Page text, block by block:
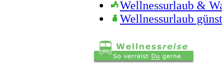
Wellnessurlaub &
Wellnessurlaub